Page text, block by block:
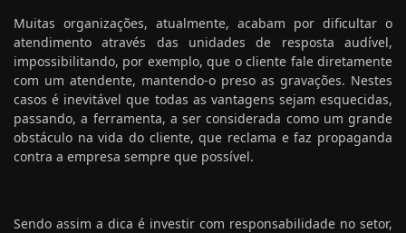
Muitas organizações, atualmente, acabam por dificultar o
atendimento através das unidades de resposta audível,
impossibilitando, por exemplo, que o cliente fale diretamente
com um atendente, mantendo-o preso as gravações. Nestes
casos é inevitável que todas as vantagens sejam esquecidas,
passando, a ferramenta, a ser considerada como um grande
obstáculo na vida do cliente, que reclama e faz propaganda
contra a empresa sempre que possível.
Sendo assim a dica é investir com responsabilidade no setor,